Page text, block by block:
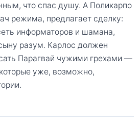
что спас душу. А Поликарпо
режима, предлагает сделку:
информаторов и шамана,
разум. Карлос должен
Парагвай чужими грехами —
уже, возможно,